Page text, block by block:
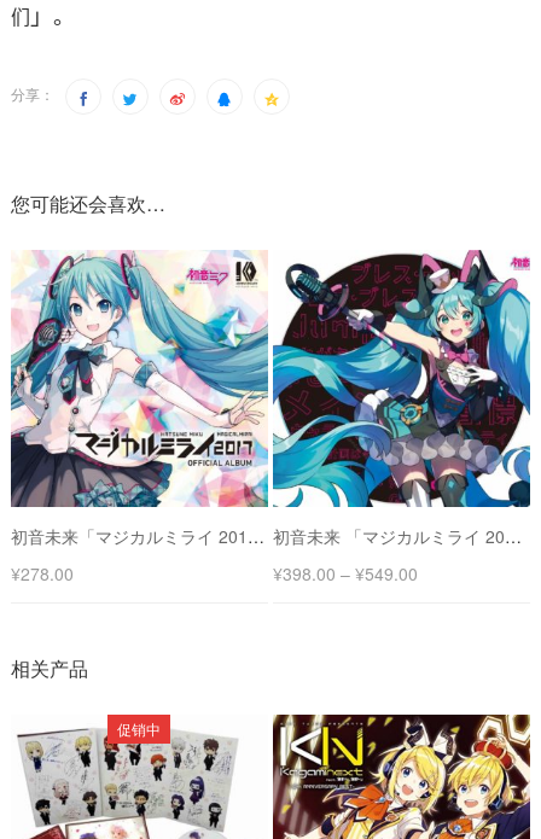
们
」 。
分享：
您可能还会喜欢…
初音未来「マジカルミライ 2017」2017魔法未来 官方专辑
¥278.00
初音未来 「マジカルミライ 2019」 2019魔法未来 官方专辑
¥398.00 – ¥549.00
相关产品
促销中